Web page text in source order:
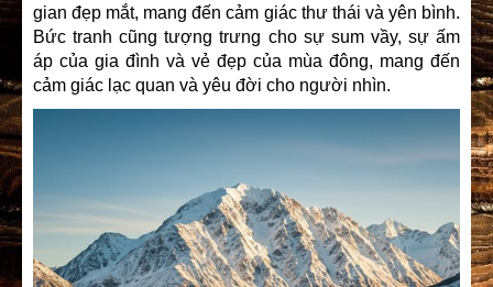
gian đẹp mắt, mang đến cảm giác thư thái và yên bình.
Bức tranh cũng tượng trưng cho sự sum vầy, sự ấm
áp của gia đình và vẻ đẹp của mùa đông, mang đến
cảm giác lạc quan và yêu đời cho người nhìn.